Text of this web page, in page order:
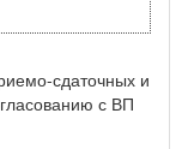
сдаточных и
с ВП